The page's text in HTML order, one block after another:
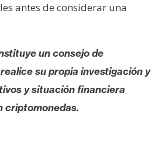
antes de considerar una
un consejo de
su propia investigación y
y situación financiera
criptomonedas.